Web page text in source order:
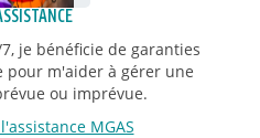
je bénéficie de garanties
pour m'aider à gérer une
ou imprévue.
MGAS